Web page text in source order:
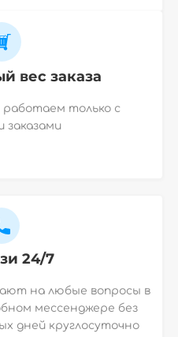
вес заказа
только с
заказами
24/7
на любые вопросы в
мессенджере без
дней круглосуточно